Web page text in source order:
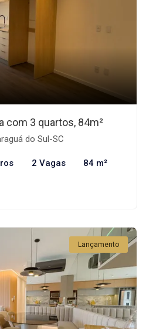
com 3 quartos, 84m²
do Sul-SC
2 Vagas 84 m²
Lançamento